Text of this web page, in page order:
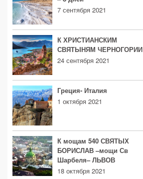
7 сентября 2021
К ХРИСТИАНСКИМ
СВЯТЫНЯМ ЧЕРНОГОРИИ
24 сентября 2021
Греция- Италия
1 октября 2021
К мощам 540 СВЯТЫХ
БОРИСЛАВ –мощи Св
Шарбеля– ЛЬВОВ
18 октября 2021